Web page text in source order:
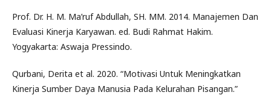
Prof. Dr. H. M. Ma’ruf Abdullah, SH. MM. 2014. Manajemen Dan
Evaluasi Kinerja Karyawan. ed. Budi Rahmat Hakim.
Yogyakarta: Aswaja Pressindo.
Qurbani, Derita et al. 2020. “Motivasi Untuk Meningkatkan
Kinerja Sumber Daya Manusia Pada Kelurahan Pisangan.”